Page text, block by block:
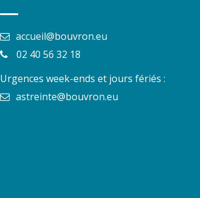
accueil@bouvron.eu
02 40 56 32 18
Urgences week-ends et jours fériés :
astreinte@bouvron.eu